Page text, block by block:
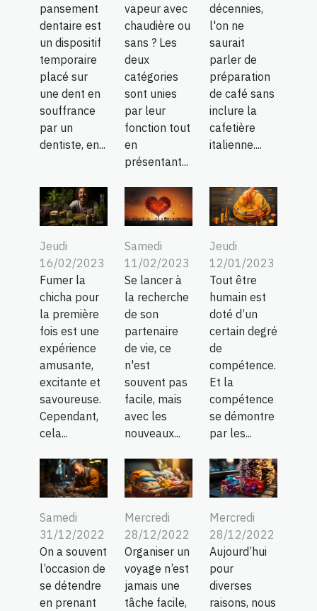
pansement
dentaire est
un dispositif
temporaire
placé sur
une dent en
souffrance
par un
dentiste, en...
vapeur avec
chaudière ou
sans ? Les
deux
catégories
sont unies
par leur
fonction tout
en
présentant...
décennies,
l'on ne
saurait
parler de
préparation
de café sans
inclure la
cafetière
italienne....
Jeudi
16/02/2023
Fumer la
chicha pour
la première
fois est une
expérience
amusante,
excitante et
savoureuse.
Cependant,
cela...
Samedi
11/02/2023
Se lancer à
la recherche
de son
partenaire
de vie, ce
n'est
souvent pas
facile, mais
avec les
nouveaux...
Jeudi
12/01/2023
Tout être
humain est
doté d’un
certain degré
de
compétence.
Et la
compétence
se démontre
par les...
Samedi
31/12/2022
On a souvent
l’occasion de
se détendre
en prenant
Mercredi
28/12/2022
Organiser un
voyage n’est
jamais une
tâche facile,
Mercredi
28/12/2022
Aujourd’hui
pour
diverses
raisons, nous